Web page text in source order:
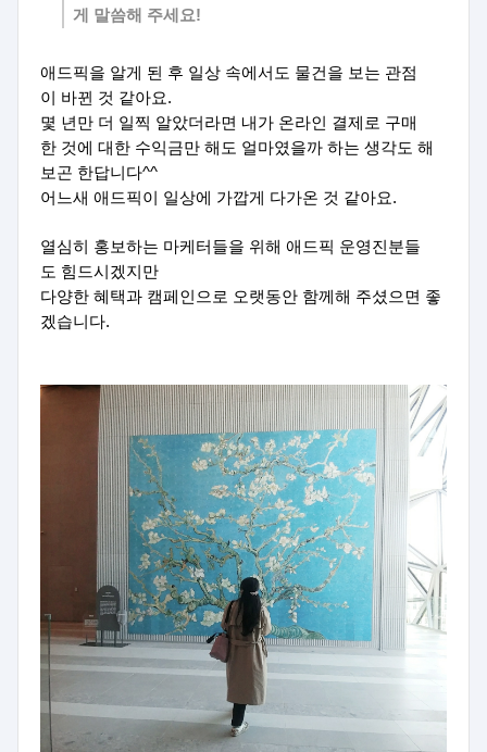
게 말씀해 주세요!
애드픽을 알게 된 후 일상 속에서도 물건을 보는 관점
이 바뀐 것 같아요.
몇 년만 더 일찍 알았더라면 내가 온라인 결제로 구매
한 것에 대한 수익금만 해도 얼마였을까 하는 생각도 해
보곤 한답니다^^
어느새 애드픽이 일상에 가깝게 다가온 것 같아요.
열심히 홍보하는 마케터들을 위해 애드픽 운영진분들
도 힘드시겠지만
다양한 혜택과 캠페인으로 오랫동안 함께해 주셨으면 좋
겠습니다.